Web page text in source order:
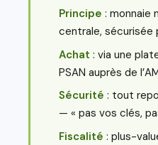
Principe : monnaie
centrale, sécurisée
Achat : via une
PSAN auprès de
Sécurité : tout
— « pas vos clés,
Fiscalité : plus-